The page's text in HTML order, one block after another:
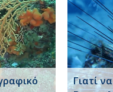
Γιατί